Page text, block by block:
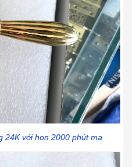
24K với hon 2000 phút mạ